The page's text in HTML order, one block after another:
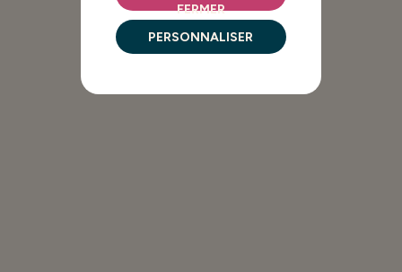
FERMER
PERSONNALISER